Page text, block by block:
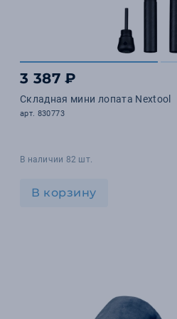
3 387 ₽
Складная мини лопата Nextool
арт. 830773
В наличии 82 шт.
В корзину